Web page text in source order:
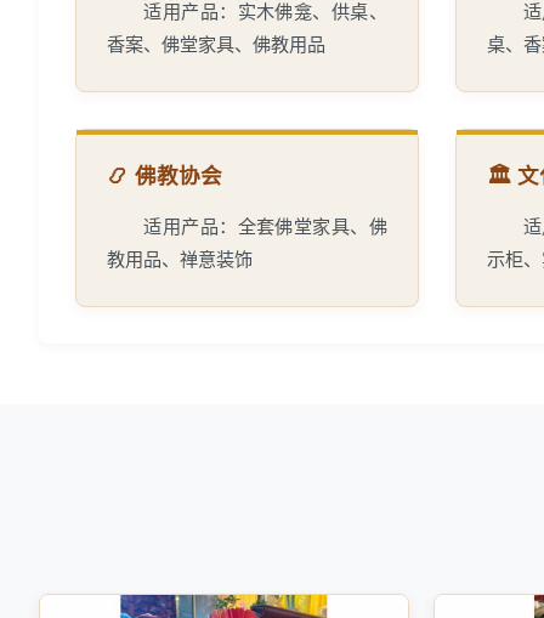
适用产品：实木佛龛、供桌、
香案、佛堂家具、佛教用品
桌、
📿 佛教协会
适用产品：全套佛堂家具、佛
教用品、禅意装饰
🏛️ 文
示柜